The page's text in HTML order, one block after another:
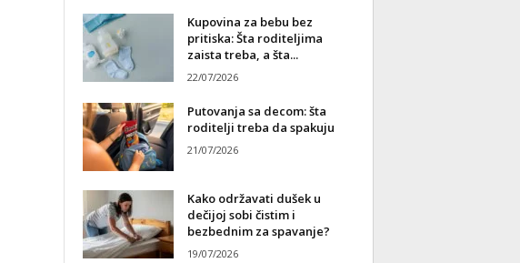
Kupovina za bebu bez
pritiska: Šta roditeljima
zaista treba, a šta...
22/07/2026
Putovanja sa decom: šta
roditelji treba da spakuju
21/07/2026
Kako održavati dušek u
dečijoj sobi čistim i
bezbednim za spavanje?
19/07/2026